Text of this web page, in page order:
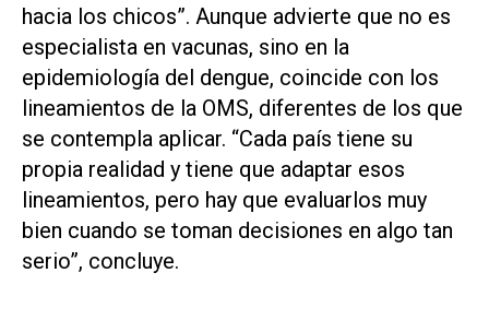
hacia los chicos”. Aunque advierte que no es
especialista en vacunas, sino en la
epidemiología del dengue, coincide con los
lineamientos de la OMS, diferentes de los que
se contempla aplicar. “Cada país tiene su
propia realidad y tiene que adaptar esos
lineamientos, pero hay que evaluarlos muy
bien cuando se toman decisiones en algo tan
serio”, concluye.